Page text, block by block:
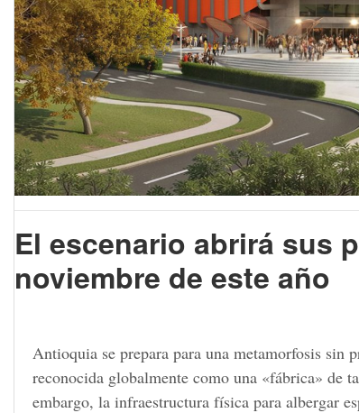
El escenario abrirá sus
noviembre de este año
Antioquia se prepara para una metamorfosis sin
reconocida globalmente como una «fábrica» de
embargo, la infraestructura física para albergar